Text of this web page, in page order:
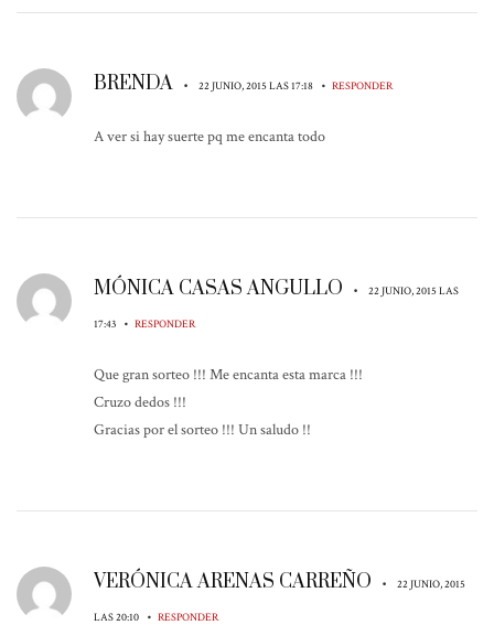
BRENDA • 22 JUNIO, 2015 LAS 17:18 • RESPONDER
A ver si hay suerte pq me encanta todo
MÓNICA CASAS ANGULLO • 22 JUNIO, 2015 LAS
17:43 • RESPONDER
Que gran sorteo !!! Me encanta esta marca !!!
Cruzo dedos !!!
Gracias por el sorteo !!! Un saludo !!
VERÓNICA ARENAS CARREÑO • 22 JUNIO, 2015
LAS 20:10 • RESPONDER